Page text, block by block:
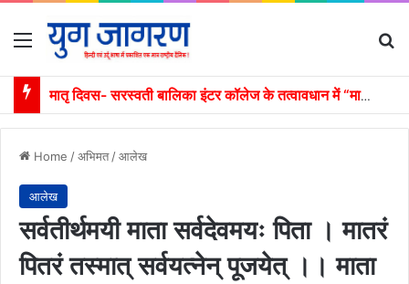
Menu
मातृ दिवस- सरस्वती बालिका इंटर कॉलेज के तत्वावधान में “मातृ सम्मान”
Home /अभिमत /आलेख
आलेख
सर्वतीर्थमयी माता सर्वदेवमयः पिता । मातरं
पितरं तस्मात् सर्वयत्नेन् पूजयेत् ।। माता